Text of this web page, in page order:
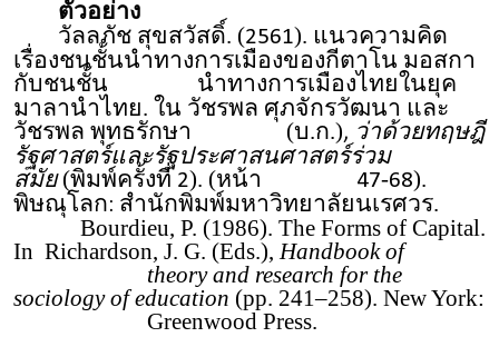
ตัวอย่าง
วัลลภัช สุขสวัสดิ์. (2561). แนวความคิด
เรื่องชนชั้นนำทางการเมืองของกีตาโน มอสกา
กับชนชั้น
นำทางการเมืองไทยในยุค
มาลานำไทย. ใน วัชรพล ศุภจักรวัฒนา และ
วัชรพล พุทธรักษา
(บ.ก.), ว่าด้วยทฤษฎี
รัฐศาสตร์และรัฐประศาสนศาสตร์ร่วม
สมัย(พิมพ์ครั้งที่2). (หน้า 47-68).
พิษณุโลก: สํานักพิมพ์มหาวิทยาลัยนเรศวร.
Bourdieu, P. (1986). The Forms of Capital.
In Richardson, J. G. (Eds.),Handbook of
theory and research for the
sociology of education (pp. 241–258). New York:
Greenwood Press.